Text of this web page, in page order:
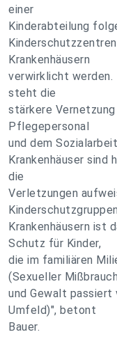
einer
Kinderabteilung
Krankenhäusern
verwirklicht werden.
steht die
stärkere
Pflegepersonal
und dem
Krankenhäuser sind
die
Verletzungen
Krankenhäusern ist
Schutz für Kinder,
die im familiären
(Sexueller Mißbrauch
und Gewalt passiert
Umfeld)", betont
Bauer.